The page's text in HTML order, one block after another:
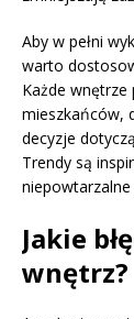
Aby w pełni
warto
Każde
mieszkańców,
decyzje
Trendy są
Jakie
wnętrz?